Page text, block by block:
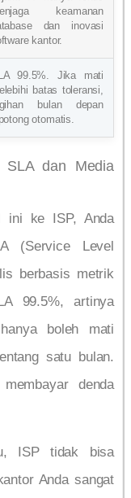
keamanan
dan inovasi
kantor.
99.5%. Jika mati
batas toleransi,
bulan depan
otomatis.
SLA dan Media
ini ke ISP, Anda
(Service Level
berbasis metrik
99.5%, artinya
boleh mati
satu bulan.
denda
ISP tidak bisa
Anda sangat